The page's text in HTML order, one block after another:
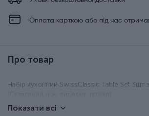
Оплата карткою або під час
Про товар
Набір кухонний SwissClassic Table Set
Показати всі